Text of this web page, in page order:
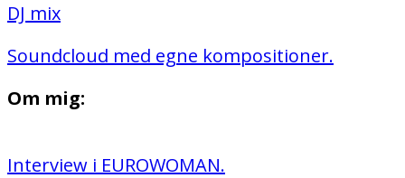
DJ mix
Soundcloud med egne kompositioner.
Om mig:
Interview i EUROWOMAN.